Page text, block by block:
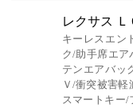
レクサス Ｌ
キーレスエン
ク/助手席エア
テンエアバッ
Ｖ/衝突被害
スマートキー